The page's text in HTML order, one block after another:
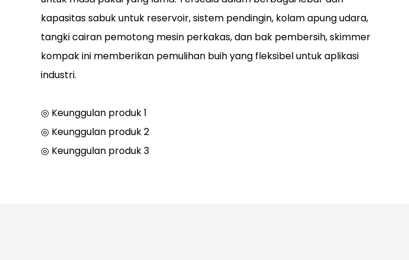
kapasitas sabuk untuk reservoir, sistem pendingin, kolam apung udara,
tangki cairan pemotong mesin perkakas, dan bak pembersih, skimmer
kompak ini memberikan pemulihan buih yang fleksibel untuk aplikasi
industri.
◎ Keunggulan produk 1
◎ Keunggulan produk 2
◎ Keunggulan produk 3